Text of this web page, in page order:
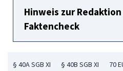
Hinweis zur
Faktencheck
§ 40A SGB XI § 40B SGB XI 70